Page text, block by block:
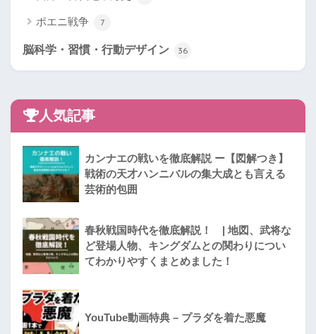
ポエニ戦争 7
脳科学・習慣・行動デザイン 36
人気記事
カンナエの戦いを徹底解説 ー【図解つき】
戦術の天才ハンニバルの集大成とも言える
芸術的包囲
春秋戦国時代を徹底解説！ | 地図、武将な
ど登場人物、キングダムとの関わりについ
てわかりやすくまとめました！
YouTube動画特典 – プラダを着た悪魔